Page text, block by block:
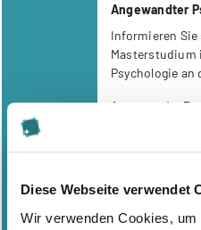
Diese Webseite verwendet
Wir verwenden Cookies,
Angewandter
Informieren Sie
Masterstudium
Psychologie an
Angewandte